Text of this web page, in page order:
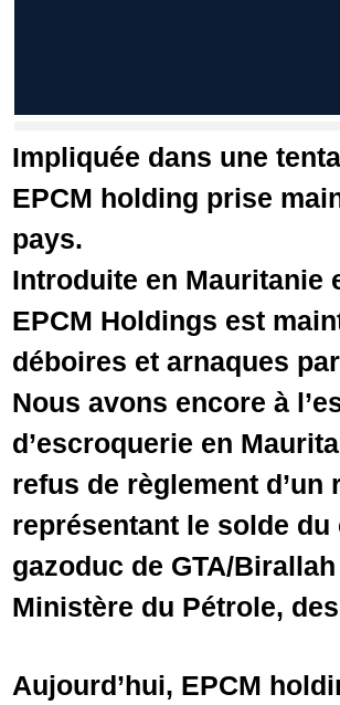
Impliquée dans une
EPCM holding prise
pays.
Introduite en Mauritanie
EPCM Holdings est
déboires et arnaques
Nous avons encore à
d’escroquerie en
refus de règlement d’un
représentant le solde
gazoduc de GTA/
Ministère du Pétrole,
Aujourd’hui, EPCM